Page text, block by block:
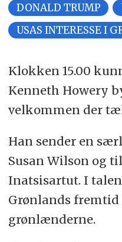
DONALD TRUMP
USAS INTERESSE I
Klokken 15.00
Kenneth Howery
velkommen der
Han sender en
Susan Wilson og
Inatsisartut. I
Grønlands fremtid
grønlænderne.